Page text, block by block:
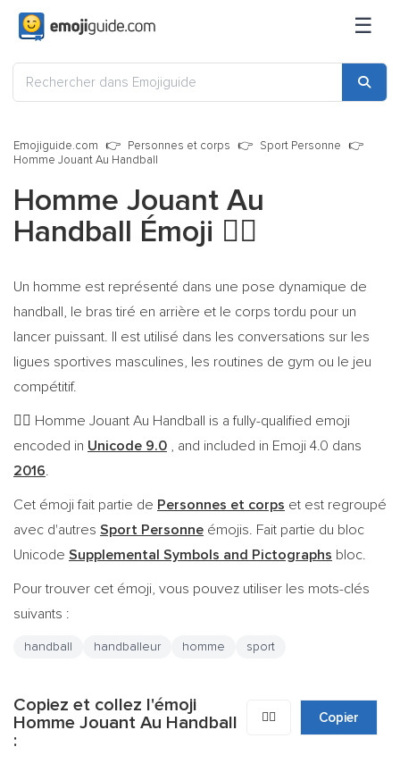
☰
Emojiguide.com Personnes et corps
Sport Personne
Homme Jouant Au Handball
Homme Jouant Au
Handball Émoji 🤾‍♂️
Un homme est représenté dans une pose dynamique de
handball, le bras tiré en arrière et le corps tordu pour un
lancer puissant. Il est utilisé dans les conversations sur les
ligues sportives masculines, les routines de gym ou le jeu
compétitif.
🤾‍♂️ Homme Jouant Au Handball is a fully-qualified emoji
encoded in Unicode 9.0 , and included in Emoji 4.0 dans
2016.
Cet émoji fait partie de Personnes et corps et est regroupé
avec d'autres Sport Personne émojis. Fait partie du bloc
Unicode Supplemental Symbols and Pictographs bloc.
Pour trouver cet émoji, vous pouvez utiliser les mots-clés
suivants :
handball handballeur homme sport
Copiez et collez l'émoji
Homme Jouant Au Handball
:
🤾‍♂️ Copier